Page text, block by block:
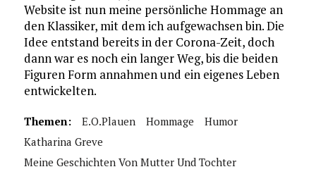
Website ist nun meine persönliche Hommage an
den Klassiker, mit dem ich aufgewachsen bin. Die
Idee entstand bereits in der Corona-Zeit, doch
dann war es noch ein langer Weg, bis die beiden
Figuren Form annahmen und ein eigenes Leben
entwickelten.
Themen: E.o.plauen Hommage
Humor
Katharina Greve
Meine Geschichten Von Mutter Und Tochter